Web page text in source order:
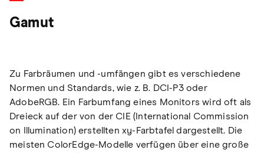
Gamut
Zu Farbräumen und -umfängen gibt es verschiedene
Normen und Standards, wie z. B. DCI-P3 oder
AdobeRGB. Ein Farbumfang eines Monitors wird oft als
Dreieck auf der von der CIE (International Commission
on Illumination) erstellten xy-Farbtafel dargestellt. Die
meisten ColorEdge-Modelle verfügen über eine große